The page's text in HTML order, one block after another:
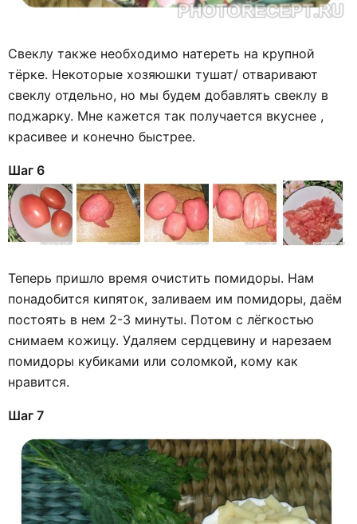
Свеклу также необходимо натереть на крупной
тёрке. Некоторые хозяюшки тушат/ отваривают
свеклу отдельно, но мы будем добавлять свеклу в
поджарку. Мне кажется так получается вкуснее ,
красивее и конечно быстрее.
Шаг 6
Теперь пришло время очистить помидоры. Нам
понадобится кипяток, заливаем им помидоры, даём
постоять в нем 2-3 минуты. Потом с лёгкостью
снимаем кожицу. Удаляем сердцевину и нарезаем
помидоры кубиками или соломкой, кому как
нравится.
Шаг 7